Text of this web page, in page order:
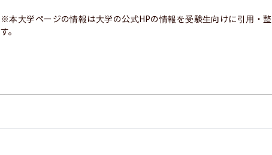
※本大学ページの情報は大学の公式HPの情報を受験生向けに引用・
す。